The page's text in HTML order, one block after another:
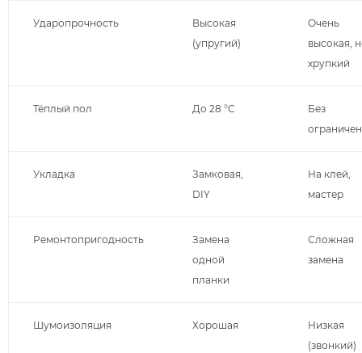
Ударопрочность
Высокая
(упругий)
Очень
высокая,
хрупкий
Тёплый пол До 28 °C
Без
Укладка
Замковая,
DIY
На клей,
мастер
Ремонтопригодность
Замена
одной
планки
Сложная
замена
Шумоизоляция Хорошая
Низкая
(звонкий)